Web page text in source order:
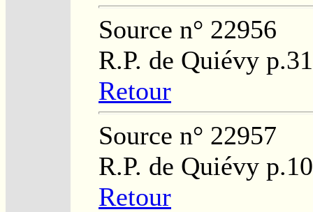
Source n° 22956
R.P. de Quiévy
Retour
Source n° 22957
R.P. de Quiévy
Retour